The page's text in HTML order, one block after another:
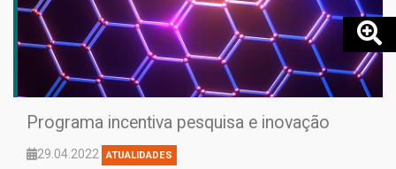
Programa incentiva pesquisa e inovação
29.04.2022 ATUALIDADES